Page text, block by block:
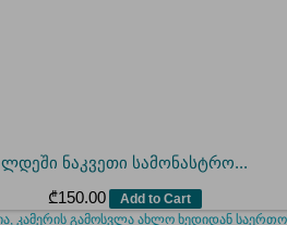
ლდეში ნაკვეთი სამონასტრო...
₾150.00 Add to Cart